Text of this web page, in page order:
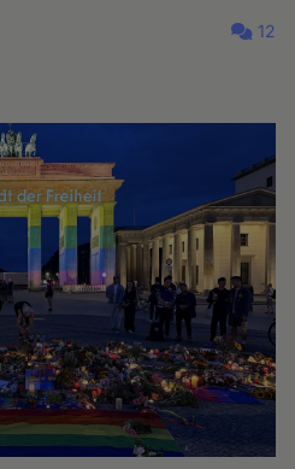
12